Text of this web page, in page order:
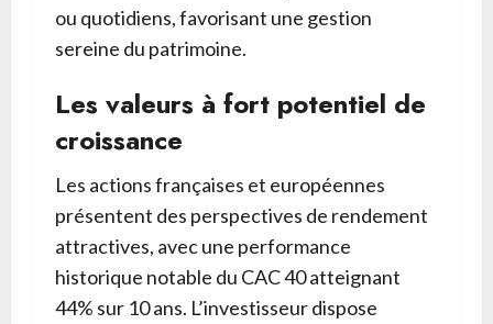
ou quotidiens, favorisant une gestion
sereine du patrimoine.
Les valeurs à fort potentiel de
croissance
Les actions françaises et européennes
présentent des perspectives de rendement
attractives, avec une performance
historique notable du CAC 40 atteignant
44% sur 10 ans. L’investisseur dispose